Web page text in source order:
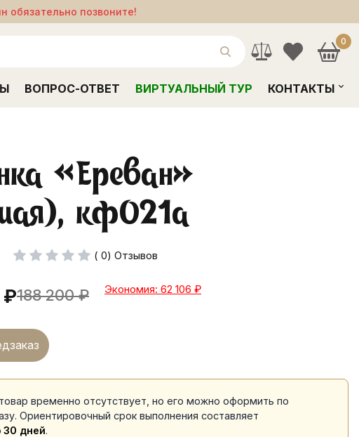
обязательно позвоните!
0
ВОПРОС-ОТВЕТ ВИРТУАЛЬНЫЙ ТУР КОНТАКТЫ
«Ереван»
кф021а
( 0) Отзывов
₽188 200 ₽ Экономия: 62 106 ₽
временно отсутствует, но его можно оформить по
Ориентировочный срок выполнения составляет
30 дней.